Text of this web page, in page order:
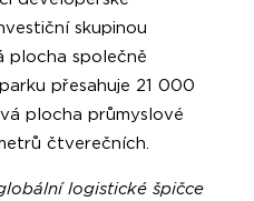
skupinou
plocha společně
přesahuje 21 000
plocha průmyslové
čtverečních.
logistické špičce